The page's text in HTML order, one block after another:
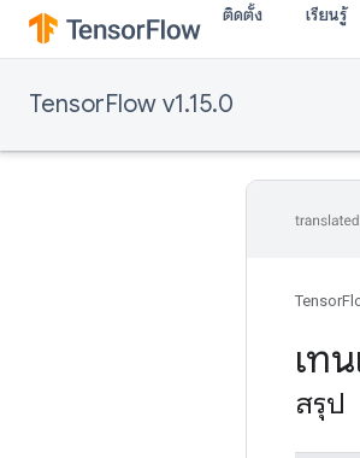
ติดตั้ง เรียนรู้
TensorFlow v1.15.0
เท
สรุป